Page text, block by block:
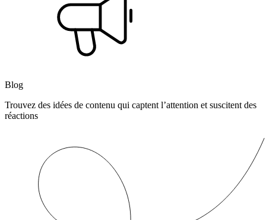
Blog
Trouvez des idées de contenu qui captent l’attention et suscitent des
réactions